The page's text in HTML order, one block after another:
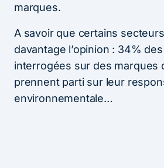
marques.
A savoir que certains
davantage l’opinion : 34%
interrogées sur des marques
prennent parti sur leur
environnementale…